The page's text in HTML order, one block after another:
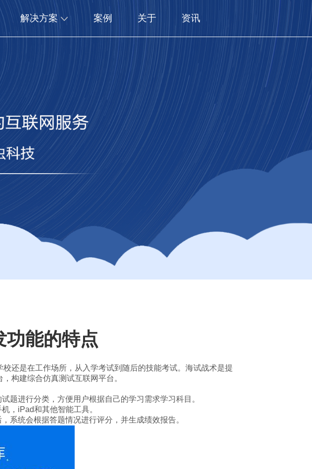
解决方案 案例 关于 资讯
功能的特点
还是在工作场所，从入学考试到随后的技能考试。海试战术是提
构建综合仿真测试互联网平台。
题进行分类，方便用户根据自己的学习需求学习科目。
，iPad和其他智能工具。
系统会根据答题情况进行评分，并生成绩效报告。